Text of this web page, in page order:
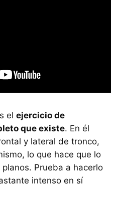
el ejercicio de
que existe. En él
y lateral de tronco,
lo que hace que lo
Prueba a hacerlo
intenso en sí